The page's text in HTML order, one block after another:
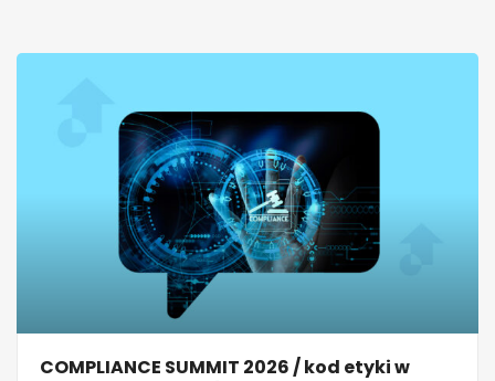
COMPLIANCE SUMMIT 2026 / kod etyki w